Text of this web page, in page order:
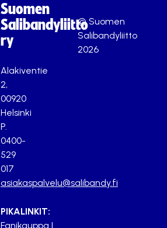
Suomen
Salibandyliitto
ry
Alakiventie
2,
00920
Helsinki
P.
0400-
529
017
asiakaspalvelu@salibandy.fi
PIKALINKIT:
Fanikauppa |
© Suomen
Salibandyliitto
2026